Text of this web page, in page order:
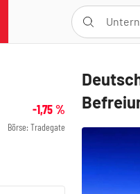
-1,75%
Börse: Tradegate